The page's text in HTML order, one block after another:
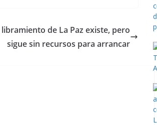
de La Paz existe, pero
sigue sin recursos para arrancar